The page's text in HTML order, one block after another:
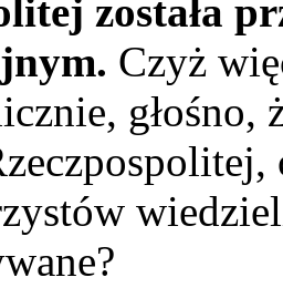
została
Czyż
głośno,